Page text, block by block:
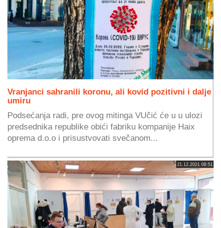
Vranjanci sahranili koronu, ali kovid pozitivni i dalje
umiru
Podsećanja radi, pre ovog mitinga VUčić će u u ulozi
predsednika republike obići fabriku kompanije Haix
oprema d.o.o i prisustvovati svečanom...
21.12.2021 08:51